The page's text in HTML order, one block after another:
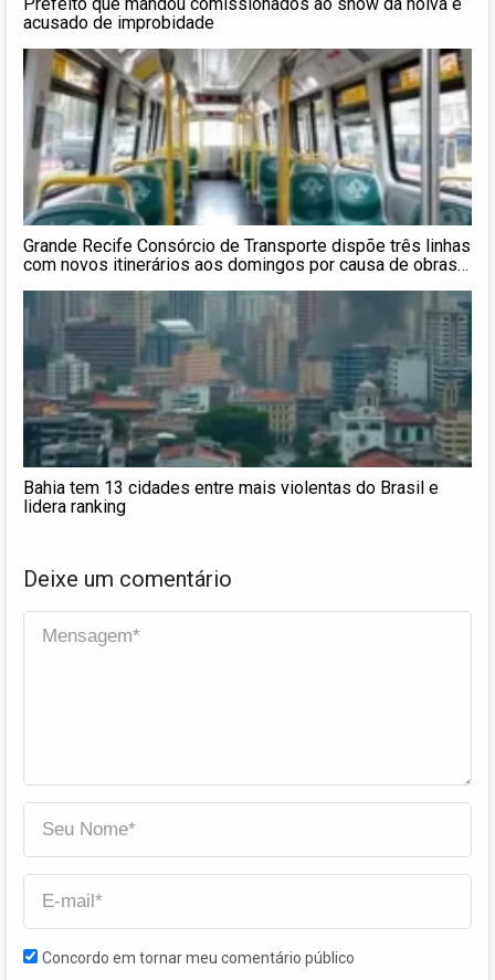
acusado de improbidade
Grande Recife Consórcio de Transporte dispõe três linhas
com novos itinerários aos domingos por causa de obras
Bahia tem 13 cidades entre mais violentas do Brasil e
lidera ranking
Deixe um comentário
Concordo em tornar meu comentário público